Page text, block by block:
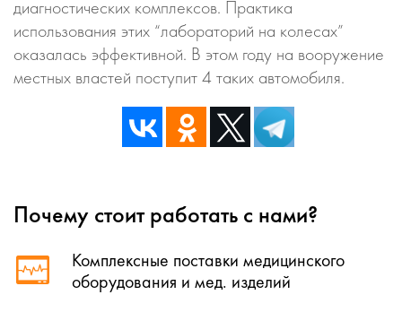
диагностических комплексов. Практика
использования этих “лабораторий на колесах”
оказалась эффективной. В этом году на вооружение
местных властей поступит 4 таких автомобиля.
Почему стоит работать с нами?
Комплексные поставки медицинского
оборудования и мед. изделий